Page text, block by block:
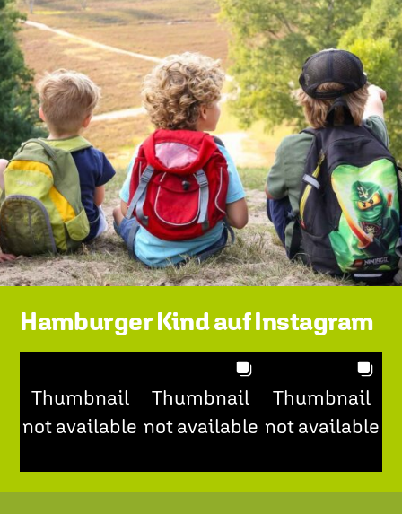
Hamburger Kind auf Instagram
Thumbnail
not available
Thumbnail
not available
Thumbnail
not available